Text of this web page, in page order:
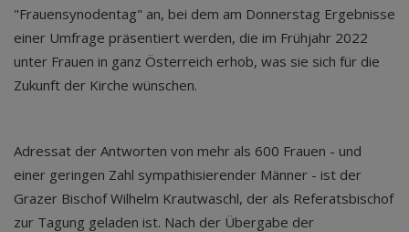
"Frauensynodentag" an, bei dem am Donnerstag Ergebnisse
einer Umfrage präsentiert werden, die im Frühjahr 2022
unter Frauen in ganz Österreich erhob, was sie sich für die
Zukunft der Kirche wünschen.
Adressat der Antworten von mehr als 600 Frauen - und
einer geringen Zahl sympathisierender Männer - ist der
Grazer Bischof Wilhelm Krautwaschl, der als Referatsbischof
zur Tagung geladen ist. Nach der Übergabe der